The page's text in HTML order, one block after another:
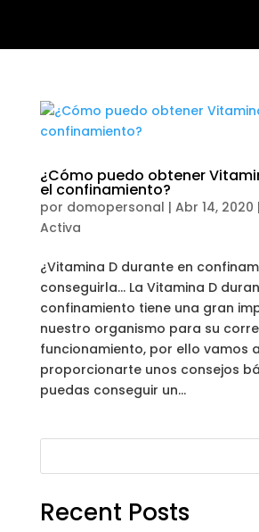
¿Cómo puedo obtener
el confinamiento?
por domopersonal | Abr 14, 2020 |
Activa
¿Vitamina D durante en
conseguirla… La Vitamina D
confinamiento tiene una gran
nuestro organismo para su
funcionamiento, por ello vamos a
proporcionarte unos consejos
puedas conseguir un...
Recent Posts